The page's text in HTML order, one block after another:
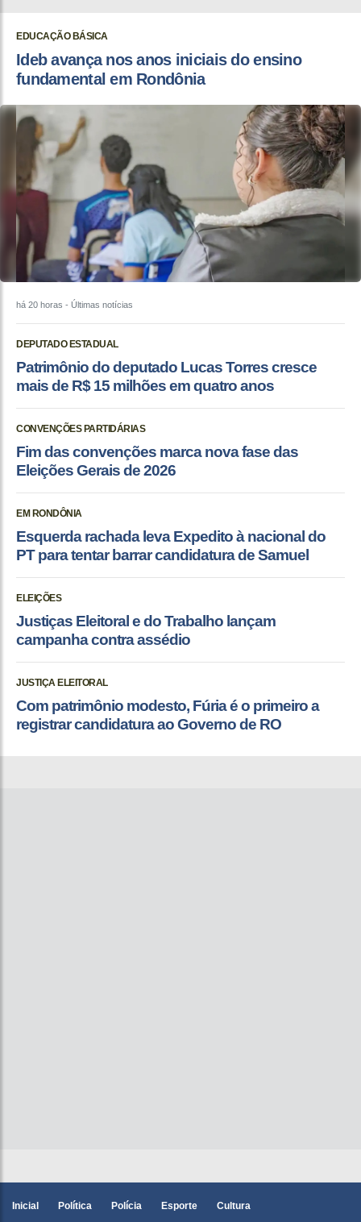
EDUCAÇÃO BÁSICA
Ideb avança nos anos iniciais do ensino
fundamental em Rondônia
há 20 horas - Últimas notícias
DEPUTADO ESTADUAL
Patrimônio do deputado Lucas Torres cresce
mais de R$ 15 milhões em quatro anos
CONVENÇÕES PARTIDÁRIAS
Fim das convenções marca nova fase das
Eleições Gerais de 2026
EM RONDÔNIA
Esquerda rachada leva Expedito à nacional do
PT para tentar barrar candidatura de Samuel
ELEIÇÕES
Justiças Eleitoral e do Trabalho lançam
campanha contra assédio
JUSTIÇA ELEITORAL
Com patrimônio modesto, Fúria é o primeiro a
registrar candidatura ao Governo de RO
Inicial Política Polícia Esporte Cultura